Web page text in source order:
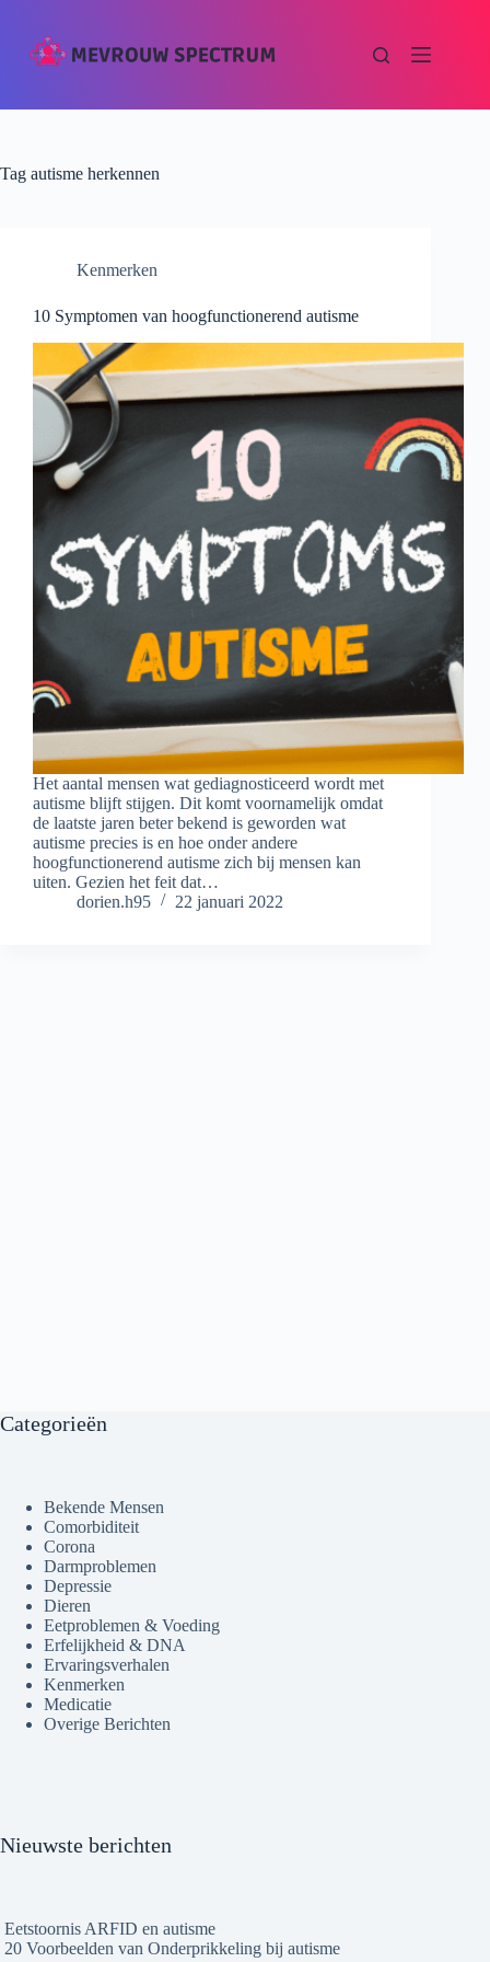
Tag autisme herkennen
Kenmerken
10 Symptomen van hoogfunctionerend autisme
Het aantal mensen wat gediagnosticeerd wordt met
autisme blijft stijgen. Dit komt voornamelijk omdat
de laatste jaren beter bekend is geworden wat
autisme precies is en hoe onder andere
hoogfunctionerend autisme zich bij mensen kan
uiten. Gezien het feit dat…
dorien.h95
22 januari 2022
Categorieën
Bekende Mensen
Comorbiditeit
Corona
Darmproblemen
Depressie
Dieren
Eetproblemen & Voeding
Erfelijkheid & DNA
Ervaringsverhalen
Kenmerken
Medicatie
Overige Berichten
Nieuwste berichten
Eetstoornis ARFID en autisme
20 Voorbeelden van Onderprikkeling bij autisme